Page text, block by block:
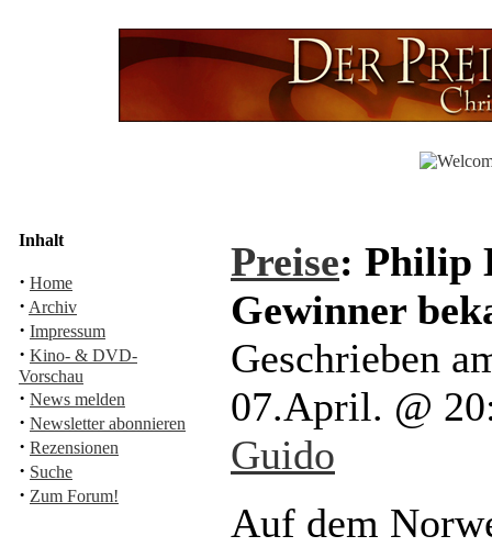
Inhalt
· Home
· Archiv
· Impressum
· Kino- & DVD-
Vorschau
· News melden
· Newsletter abonnieren
· Rezensionen
· Suche
· Zum Forum!
Preise: Philip
Gewinner
Geschrieben
07.April. @
Guido
Auf dem